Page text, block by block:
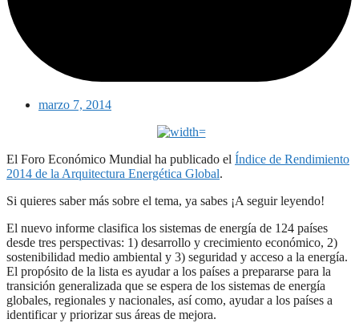
marzo 7, 2014
El Foro Económico Mundial ha publicado el Índice de Rendimiento
2014 de la Arquitectura Energética Global.
Si quieres saber más sobre el tema, ya sabes ¡A seguir leyendo!
El nuevo informe clasifica los sistemas de energía de 124 países
desde tres perspectivas: 1) desarrollo y crecimiento económico, 2)
sostenibilidad medio ambiental y 3) seguridad y acceso a la energía.
El propósito de la lista es ayudar a los países a prepararse para la
transición generalizada que se espera de los sistemas de energía
globales, regionales y nacionales, así como, ayudar a los países a
identificar y priorizar sus áreas de mejora.